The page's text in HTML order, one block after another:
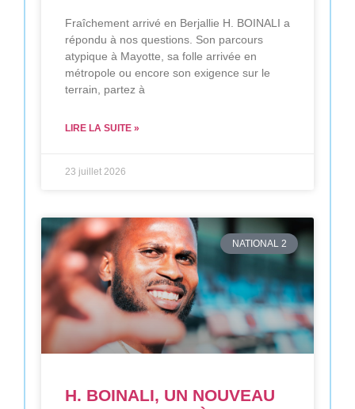
Fraîchement arrivé en Berjallie H. BOINALI a
répondu à nos questions. Son parcours
atypique à Mayotte, sa folle arrivée en
métropole ou encore son exigence sur le
terrain, partez à
LIRE LA SUITE »
23 juillet 2026
NATIONAL 2
H. BOINALI, UN NOUVEAU